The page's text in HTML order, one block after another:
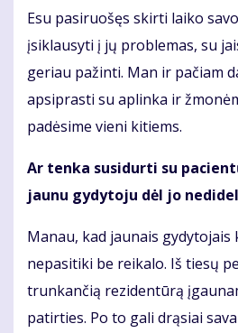
Esu pasiruošęs skirti laiko
įsiklausyti į jų problemas, su
geriau pažinti. Man ir pačiam
apsiprasti su aplinka ir
padėsime vieni kitiems.
Ar tenka susidurti su
jaunu gydytoju dėl jo
Manau, kad jaunais gydytojais
nepasitiki be reikalo. Iš tiesų
trunkančią rezidentūrą
patirties. Po to gali drąsiai